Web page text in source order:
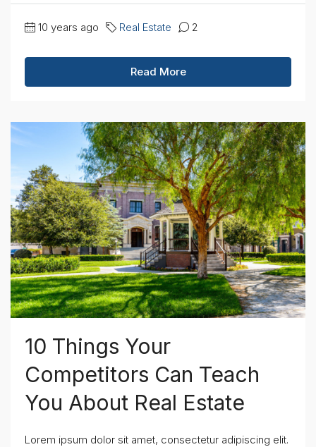
10 years ago Real Estate 2
Read More
10 Things Your
Competitors Can Teach
You About Real Estate
Lorem ipsum dolor sit amet, consectetur adipiscing elit.